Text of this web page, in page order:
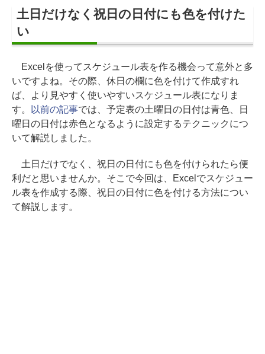
土日だけなく祝日の日付にも色を付けた
い
Excelを使ってスケジュール表を作る機会って意外と多
いですよね。その際、休日の欄に色を付けて作成すれ
ば、より見やすく使いやすいスケジュール表になりま
す。
以前の記事では、予定表の土曜日の日付は青色、日
曜日の日付は赤色となるように設定するテクニックにつ
いて解説しました。
土日だけでなく、祝日の日付にも色を付けられたら便
利だと思いませんか。そこで今回は、Excelでスケジュー
ル表を作成する際、祝日の日付に色を付ける方法につい
て解説します。